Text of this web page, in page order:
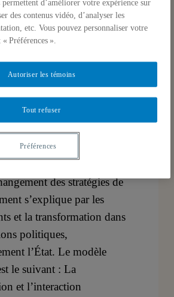
après la révolution
1979 en Iran. Trois
développement ont été
cours des dernières
la stratégie
le « socialisme
et la stratégie libérale.
les facteurs déterminants de
et du changement dans
des stratégies de
s’explique par les
et la transformation dans
politiques,
l’État. Le modèle
le suivant : La
et l’interaction
d’améliorer votre expérience sur
des contenus vidéo, d’analyser les
etc. Vous pouvez personnaliser votre
Préférences ».
Tout refuser
Autoriser les témoins
Préférences